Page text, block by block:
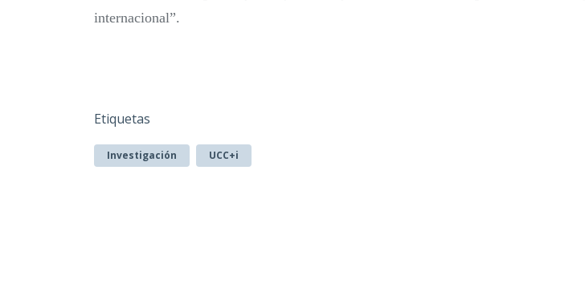
internacional”.
Etiquetas
Investigación UCC+i